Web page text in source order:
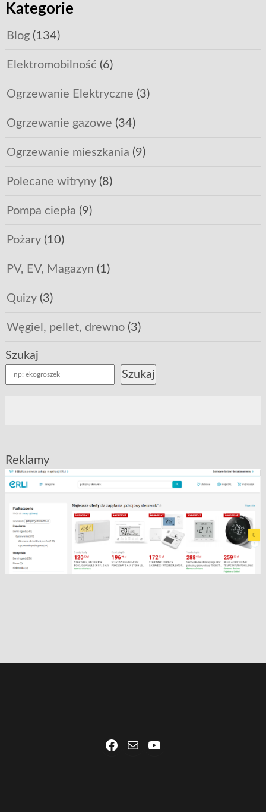
Kategorie
Blog(134)
Elektromobilność (6)
Ogrzewanie Elektryczne (3)
Ogrzewanie gazowe (34)
Ogrzewanie mieszkania (9)
Polecane witryny(8)
Pompa ciepła (9)
Pożary(10)
PV, EV, Magazyn (1)
Quizy(3)
Węgiel, pellet, drewno(3)
Szukaj
Szukaj
Reklamy
Facebook
Mail